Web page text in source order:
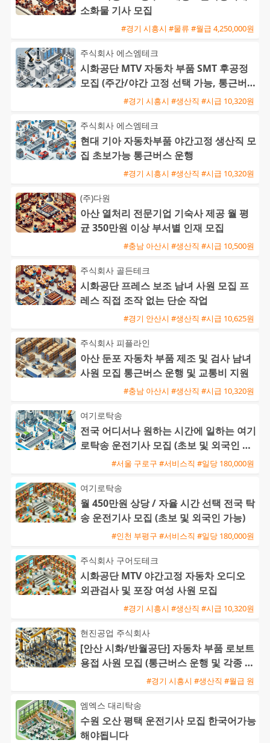
소화물 기사 모집
#경기 시흥시 #물류 #월급 4,250,000원
주식회사 에스엠테크
시화공단 MTV 자동차 부품 SMT 후공정
모집 (주간/야간 고정 선택 가능, 통근버
#경기 시흥시 #생산직 #시급 10,320원
주식회사 에스엠테크
현대 기아 자동차부품 야간고정 생산직 모
집 초보가능 통근버스 운행
#경기 시흥시 #생산직 #시급 10,320원
(주)다원
아산 열처리 전문기업 기숙사 제공 월 평
균 350만원 이상 부서별 인재 모집
#충남 아산시 #생산직 #시급 10,500원
주식회사 골든테크
시화공단 프레스 보조 남녀 사원 모집 프
레스 직접 조작 없는 단순 작업
#경기 안산시 #생산직 #시급 10,625원
주식회사 피플라인
아산 둔포 자동차 부품 제조 및 검사 남녀
사원 모집 통근버스 운행 및 교통비 지원
#충남 아산시 #생산직 #시급 10,320원
여기로탁송
전국 어디서나 원하는 시간에 일하는 여기
로탁송 운전기사 모집 (초보 및 외국인 환
#서울 구로구 #서비스직 #일당 180,000원
여기로탁송
월 450만원 상당 / 자율 시간 선택 전국 탁
송 운전기사 모집 (초보 및 외국인 가능)
#인천 부평구 #서비스직 #일당 180,000원
주식회사 구어도테크
시화공단 MTV 야간고정 자동차 오디오
외관검사 및 포장 여성 사원 모집
#경기 시흥시 #생산직 #시급 10,320원
현진공업 주식회사
[안산 시화/반월공단] 자동차 부품 로보트
용접 사원 모집 (통근버스 운행 및 각종 수
#경기 시흥시 #생산직 #월급 원
엠엑스 대리탁송
수원 오산 평택 운전기사 모집 한국어가능
해야됩니다